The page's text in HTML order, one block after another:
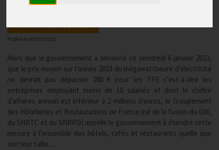
Communiqué de presse
Publié le 09/01/2023
Alors que le gouvernement a annoncé ce vendredi 6 janvier 2023,
que le prix moyen sur l’année 2023 du mégawattheure d’électricité
ne devrait pas dépasser 280 € pour les TPE c’est-à-dire les
entreprises employant moins de 10 salariés et dont le chiffre
d’affaires annuel est inférieur à 2 millions d’euros, le Groupement
des Hôtelleries et Restaurations de France (né de la fusion du GNI,
du SNRTC et du SNRPO) appelle le gouvernement à étendre cette
mesure à l’ensemble des hôtels, cafés et restaurants quelle que
soit leur taille…